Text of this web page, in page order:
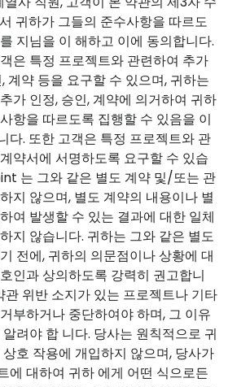
귀하가 그들의 준수사항을 따르도
지님을 이 해하고 이에 동의합니다.
은 특정 프로젝트와 관련하여 추가
계약 등을 요구할 수 있으며, 귀하는
가 인정, 승인, 계약에 의거하여 귀하
항을 따르도록 집행할 수 있음을 이
다. 또한 고객은 특정 프로젝트와 관
약서에 서명하도록 요구할 수 있습
는 그와 같은 별도 계약 및/또는 관
지 않으며, 별도 계약의 내용이나 별
여 발생할 수 있는 결과에 대한 일체
지 않습니다. 귀하는 그와 같은 별도
전에, 귀하의 의문점이나 상황에 대
인과 상의하도록 강력히 권고합니
관 위반 소지가 있는 프로젝트나 기타
부하거나 중단하여야 하며, 그 이유
려야 합 니다. 당사는 원칙적으로 귀
호 작용에 개입하지 않으며, 당사가
에 대하여 귀하 에게 어떤 식으로든